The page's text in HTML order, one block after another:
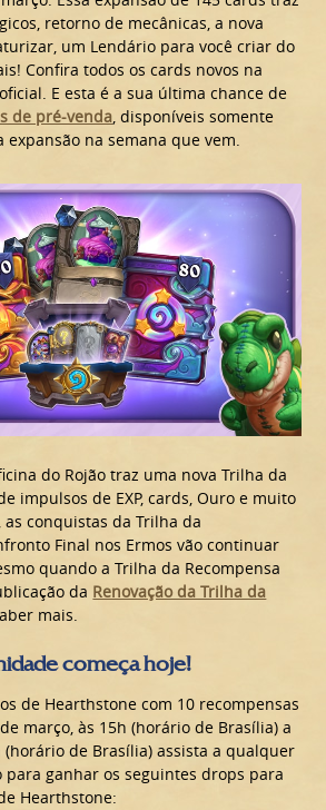
retorno de mecânicas, a nova
um Lendário para você criar do
Confira todos os cards novos na
oficial. E esta é a sua última chance de
de pré-venda, disponíveis somente
expansão na semana que vem.
do Rojão traz uma nova Trilha da
impulsos de EXP, cards, Ouro e muito
conquistas da Trilha da
Final nos Ermos vão continuar
quando a Trilha da Recompensa
da Renovação da Trilha da
mais.
começa hoje!
de Hearthstone com 10 recompensas
março, às 15h (horário de Brasília) a
(horário de Brasília) assista a qualquer
para ganhar os seguintes drops para
Hearthstone: